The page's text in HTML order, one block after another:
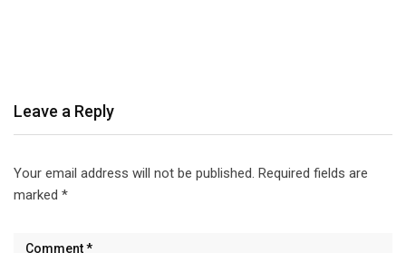
Leave a Reply
Your email address will not be published. Required fields are
marked *